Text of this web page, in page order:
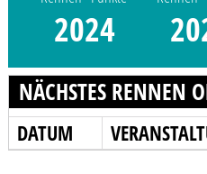
2024
NÄCHSTES RENNEN
DATUM